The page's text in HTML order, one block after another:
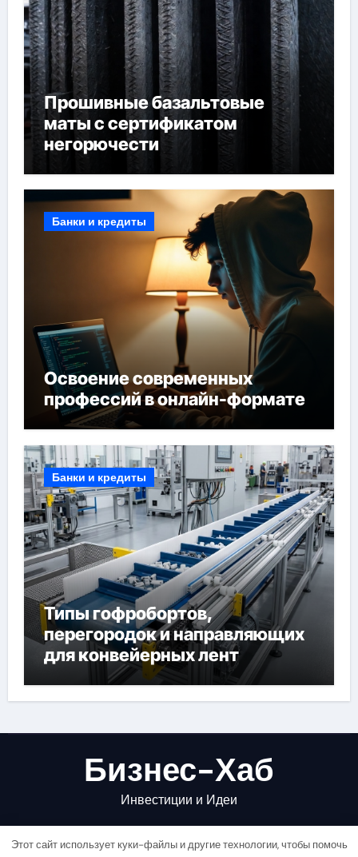
Прошивные базальтовые
маты с сертификатом
негорючести
Банки и кредиты
Освоение современных
профессий в онлайн-формате
Банки и кредиты
Типы гофробортов,
перегородок и направляющих
для конвейерных лент
Бизнес-Хаб
Инвестиции и Идеи
Этот сайт использует куки-файлы и другие технологии, чтобы помочь